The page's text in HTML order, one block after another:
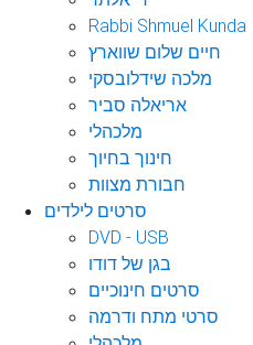
Rabbi Shmuel Kunda
חיים שלום שווארץ
מלכה שידלובסקי
אריאלה סביר
מלכהלי
חינוך בחיוך
חבורת מצוות
סרטים לילדים
DVD - USB
בגן של דודו
סרטים חינוכיים
סרטי מתח ודרמה